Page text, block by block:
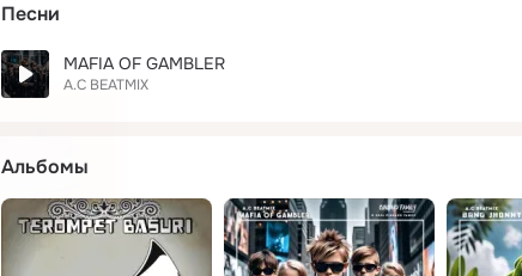
Песни
MAFIA OF GAMBLER
A.C BEATMIX
Альбомы